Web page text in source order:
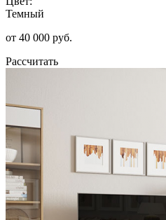
Темный
от 40 000 руб.
Рассчитать